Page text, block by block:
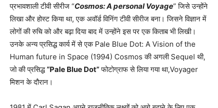
प्रभावशाली टीवी सीरीज “Cosmos: A personal Voyage” जिसे उन्होंने
लिखा और होस्ट किया था, एक अवॉर्ड विनिंग टीवी सीरीज बना। जिसने विज्ञान में
लोगों की रुचि को और बढ़ा दिया बाद में उन्होंने इस पर एक किताब भी लिखी।
उनके अन्य प्रसिद्ध कार्य में से एक Pale Blue Dot: A Vision of the
Human future in Space (1994) Cosmos की अगली Sequel थी,
जो की प्रसिद्ध“Pale Blue Dot”फोटोग्राफ से लिया गया था,Voyager
मिशन के दौरान।